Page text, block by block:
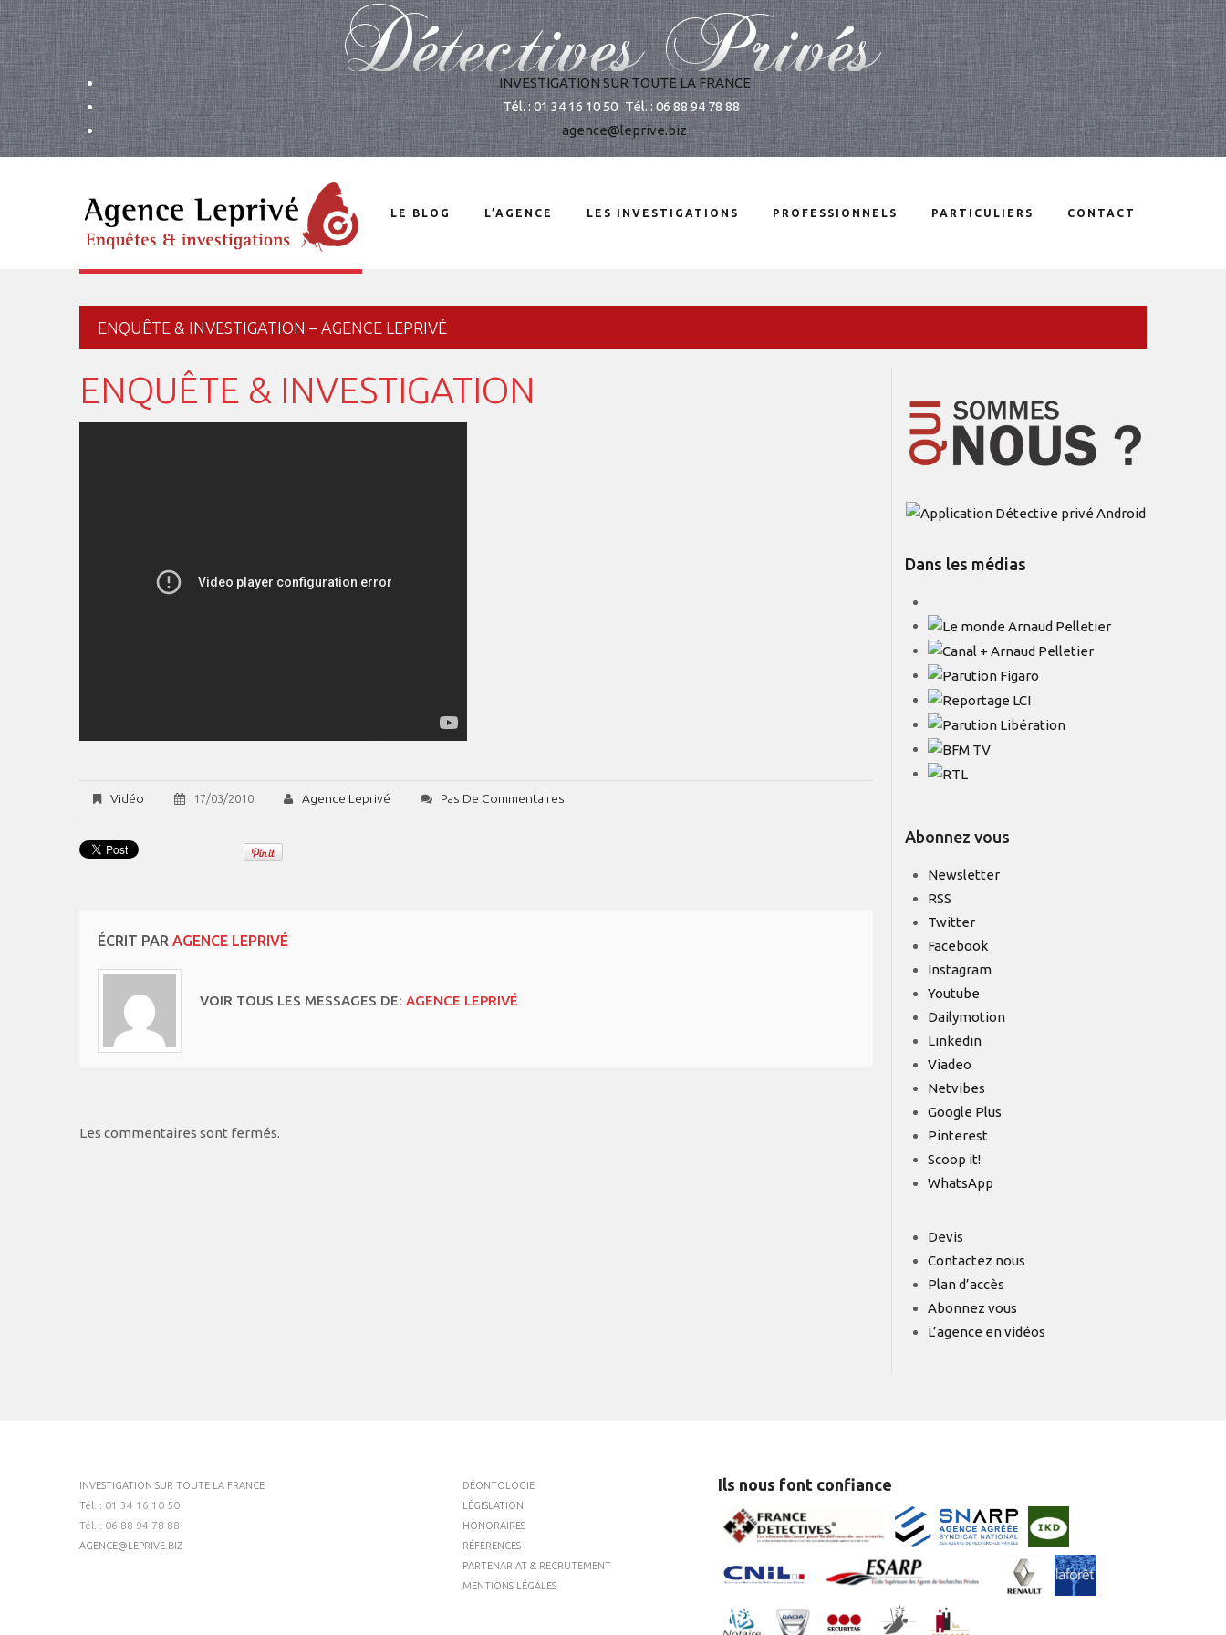
INVESTIGATION SUR TOUTE LA FRANCE
Tél. : 01 34 16 10 50 Tél. : 06 88 94 78 88
agence@leprive.biz
LE BLOG L’AGENCE LES INVESTIGATIONS PROFESSIONNELS PARTICULIERS CONTACT
ENQUÊTE & INVESTIGATION – AGENCE LEPRIVÉ
ENQUÊTE & INVESTIGATION
Vidéo 17/03/2010 Agence Leprivé Pas De Commentaires
ÉCRIT PAR AGENCE LEPRIVÉ
VOIR TOUS LES MESSAGES DE: AGENCE LEPRIVÉ
Les commentaires sont fermés.
Dans les médias
Abonnez vous
Newsletter
RSS
Twitter
Facebook
Instagram
Youtube
Dailymotion
Linkedin
Viadeo
Netvibes
Google Plus
Pinterest
Scoop it!
WhatsApp
Devis
Contactez nous
Plan d’accès
Abonnez vous
L’agence en vidéos
INVESTIGATION SUR TOUTE LA FRANCE
Tél. : 01 34 16 10 50
Tél. : 06 88 94 78 88
AGENCE@LEPRIVE.BIZ
DÉONTOLOGIE
LÉGISLATION
HONORAIRES
RÉFÉRENCES
PARTENARIAT & RECRUTEMENT
MENTIONS LÉGALES
Ils nous font confiance